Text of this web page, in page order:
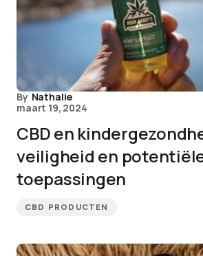
By Nathalie
maart 19, 2024
CBD en
veiligheid en
toepassingen
CBD PRODUCTEN